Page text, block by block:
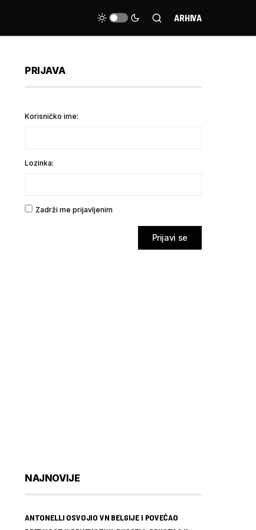
ARHIVA
PRIJAVA
Korisničko ime:
Lozinka:
Zadrži me prijavljenim
Prijavi se
NAJNOVIJE
ANTONELLI OSVOJIO VN BELGIJE I POVEĆAO